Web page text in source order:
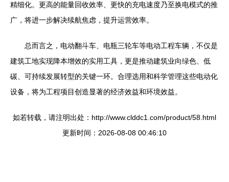
精细化。更高的能量回收效率、更快的充电速度乃至换电模式的推
广，将进一步解决续航焦虑，提升运营效率。
总而言之，电动翻斗车、电瓶三轮车等电动工程车辆，不仅是
建筑工地实现降本增效的实用工具，更是推动建筑业向绿色、低
碳、可持续发展转型的关键一环。合理选用和科学管理这些电动化
设备，将为工程项目创造显著的经济效益和环境效益。
如若转载，请注明出处：http://www.clddc1.com/product/58.html
更新时间：2026-08-08 00:46:10